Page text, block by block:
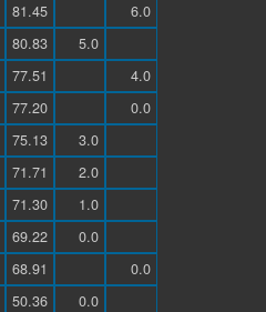
81.45
6.0
80.83
5.0
77.51
4.0
77.20
0.0
75.13
3.0
71.71
2.0
71.30
1.0
69.22
0.0
68.91
0.0
50.36
0.0